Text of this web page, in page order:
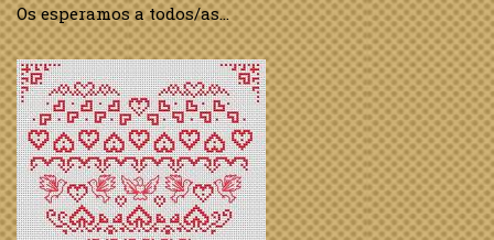
Os esperamos a todos/as…